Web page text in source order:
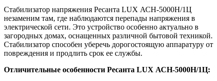
Стабилизатор напряжения Ресанта LUX АСН-5000Н/1Ц
незаменим там, где наблюдаются перепады напряжения в
электрической сети. Это устройство особенно актуально в
загородных домах, оснащенных различной бытовой техникой.
Стабилизатор способен уберечь дорогостоящую аппаратуру от
повреждения и продлить срок ее службы.
Отличительные особенности Ресанта LUX АСН-5000Н/1Ц: